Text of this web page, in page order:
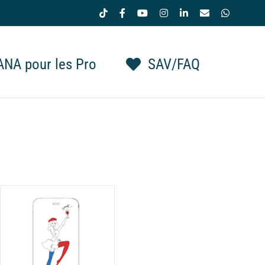
Tiktok FacebookYouTubeInstagramLinkedIn
Email
pour les Pro SAV/FAQ